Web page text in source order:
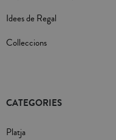
Idees de Regal
Colleccions
CATEGORIES
Platja